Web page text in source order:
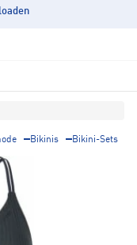
Bikinis Bikini-Sets